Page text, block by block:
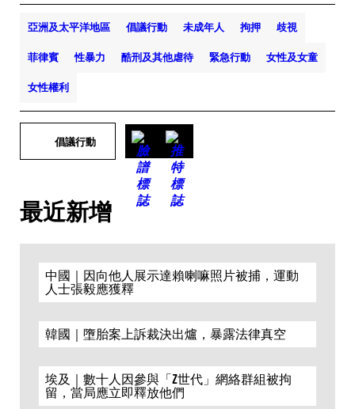
亞洲及太平洋地區 倡議行動 未成年人 拘押 歧視
菲律賓 性暴力 酷刑及其他虐待 緊急行動 女性及女童
女性權利
倡議行動
最近新增
中國｜因向他人展示達賴喇嘛照片被捕，運動
人士張毅應獲釋
韓國｜墮胎案上訴裁決出爐，暴露法律真空
埃及｜數十人因參與「Z世代」網絡群組被拘
留，當局應立即釋放他們